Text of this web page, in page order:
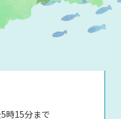
時15分まで